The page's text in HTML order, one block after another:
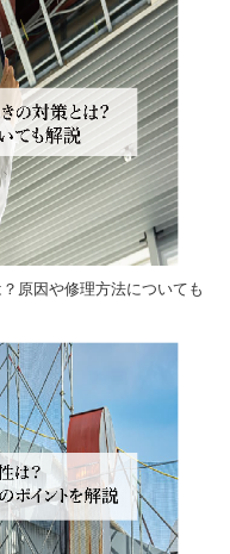
原因や修理方法についても